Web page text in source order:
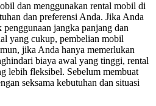
dan menggunakan rental mobil di
dan preferensi Anda. Jika Anda
jangka panjang dan
yang cukup, pembelian mobil
jika Anda hanya memerlukan
biaya awal yang tinggi, rental
lebih fleksibel. Sebelum membuat
seksama kebutuhan dan situasi